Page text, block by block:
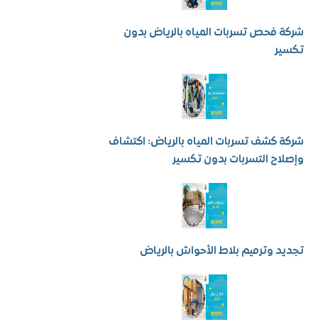
فحص تسربات المياه بالرياض بدون
كشف تسربات المياه بالرياض: اكتشاف
التسربات بدون تكسير
وترميم بلاط الأحواش بالرياض